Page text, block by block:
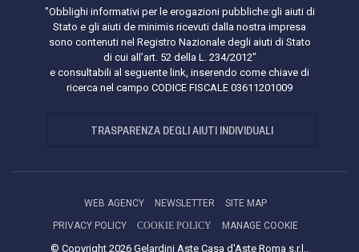
"Obblighi informativi per le erogazioni pubbliche:gli aiuti di
Stato e gli aiuti de minimis ricevuti dalla nostra impresa
sono contenuti nel Registro Nazionale degli aiuti di Stato
di cui all’art. 52 della L. 234/2012"
e consultabili al seguente link, inserendo come chiave di
ricerca nel campo CODICE FISCALE 03611201009
TRASPARENZA DEGLI AIUTI INDIVIDUALI
WEB AGENCY NEWSLETTER
SITE MAP
PRIVACY POLICY
COOKIE POLICY MANAGE COOKIE
© Copyright 2026 Gelardini Aste Casa d'Aste Roma s.r.l..